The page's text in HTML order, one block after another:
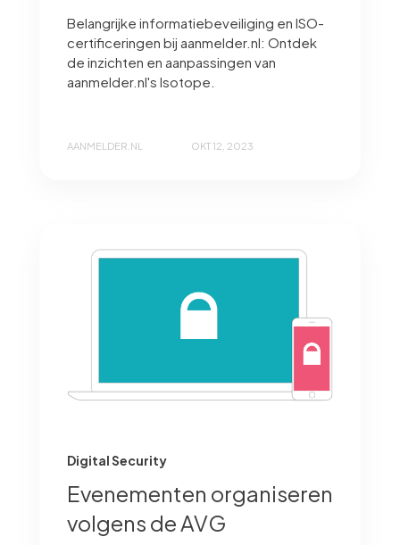
Belangrijke informatiebeveiliging en ISO-
certificeringen bij aanmelder.nl: Ontdek
de inzichten en aanpassingen van
aanmelder.nl's Isotope.
AANMELDER.NL OKT 12, 2023
Digital Security
Evenementen organiseren
volgens de AVG